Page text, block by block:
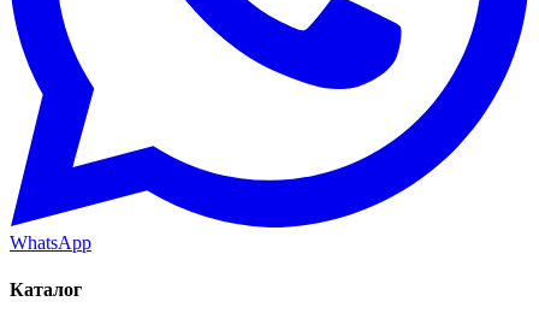
WhatsApp
Каталог